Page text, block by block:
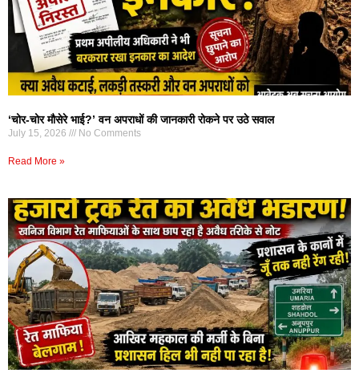
‘चोर-चोर मौसेरे भाई?’ वन अपराधों की जानकारी रोकने पर उठे सवाल
July 15, 2026 No Comments
Read More »